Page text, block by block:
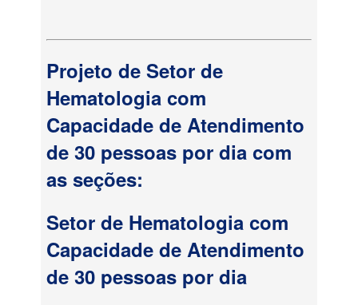
Projeto de Setor de
Hematologia com
Capacidade de Atendimento
de 30 pessoas por dia com
as seções:
Setor de Hematologia com
Capacidade de Atendimento
de 30 pessoas por dia